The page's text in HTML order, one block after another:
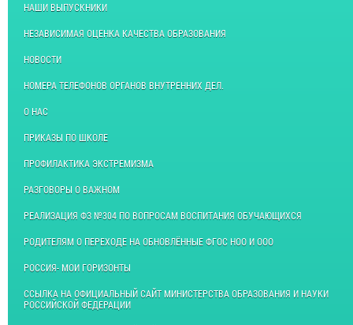
НАШИ ВЫПУСКНИКИ
НЕЗАВИСИМАЯ ОЦЕНКА КАЧЕСТВА ОБРАЗОВАНИЯ
НОВОСТИ
НОМЕРА ТЕЛЕФОНОВ ОРГАНОВ ВНУТРЕННИХ ДЕЛ.
О НАС
ПРИКАЗЫ ПО ШКОЛЕ
ПРОФИЛАКТИКА ЭКСТРЕМИЗМА
РАЗГОВОРЫ О ВАЖНОМ
РЕАЛИЗАЦИЯ ФЗ №304 ПО ВОПРОСАМ ВОСПИТАНИЯ ОБУЧАЮЩИХСЯ
РОДИТЕЛЯМ О ПЕРЕХОДЕ НА ОБНОВЛЁННЫЕ ФГОС НОО И ООО
РОССИЯ- МОИ ГОРИЗОНТЫ
ССЫЛКА НА ОФИЦИАЛЬНЫЙ САЙТ МИНИСТЕРСТВА ОБРАЗОВАНИЯ И НАУКИ
РОССИЙСКОЙ ФЕДЕРАЦИИ